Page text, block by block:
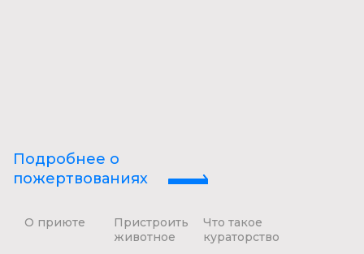
Подробнее о
пожертвованиях
О приюте
Пристроить
животное
Что такое
кураторство